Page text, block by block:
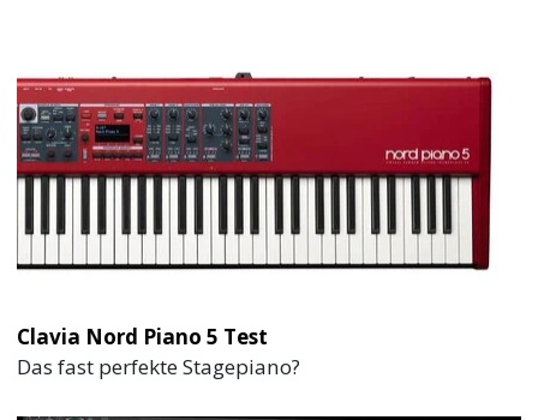
Clavia Nord Piano 5 Test
Das fast perfekte Stagepiano?